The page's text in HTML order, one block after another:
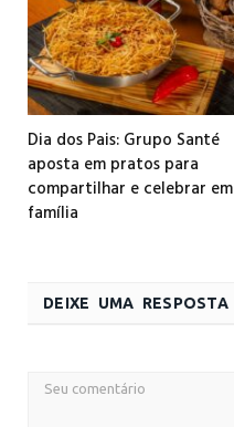
Dia dos Pais: Grupo Santé
aposta em pratos para
compartilhar e celebrar em
família
DEIXE UMA RESPOSTA